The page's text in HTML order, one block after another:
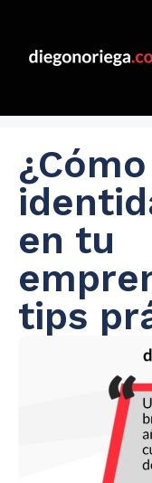
en tu
tips